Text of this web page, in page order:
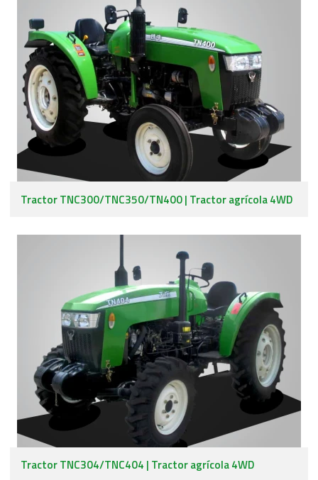
Tractor TNC300/TNC350/TN400 | Tractor agrícola 4WD
Tractor TNC304/TNC404 | Tractor agrícola 4WD